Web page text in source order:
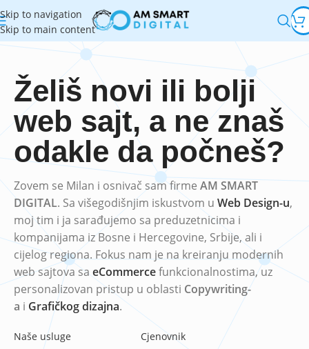
Skip to navigation
Skip to main content
Želiš novi ili bolji
web sajt, a ne znaš
odakle da počneš?
Zovem se Milan i osnivač sam firme AM SMART
DIGITAL. Sa višegodišnjim iskustvom u Web Design-u,
moj tim i ja sarađujemo sa preduzetnicima i
kompanijama iz Bosne i Hercegovine, Srbije, ali i
cijelog regiona. Fokus nam je na kreiranju modernih
web sajtova saeCommercefunkcionalnostima, uz
personalizovan pristup u oblasti Copywriting-
a i Grafičkog dizajna.
Naše usluge Cjenovnik